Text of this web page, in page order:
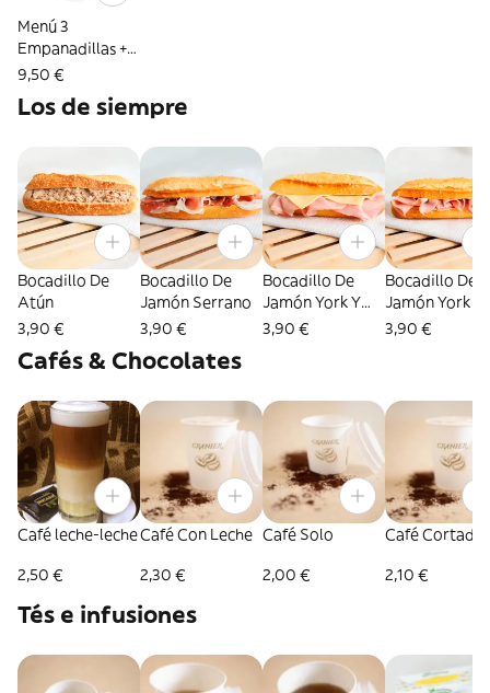
Menú 3
Empanadillas +
Bebida
9,50 €
Los de siempre
Bocadillo De
Atún
3,90 €
Bocadillo De
Jamón Serrano
3,90 €
Bocadillo De
Jamón York Y
Queso
3,90 €
Bocadillo De
Jamón York
3,90 €
Cafés & Chocolates
Café leche-leche
2,50 €
Café Con Leche
2,30 €
Café Solo
2,00 €
Café Cortado
2,10 €
Tés e infusiones